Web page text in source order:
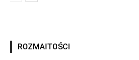
ROZMAITOŚCI